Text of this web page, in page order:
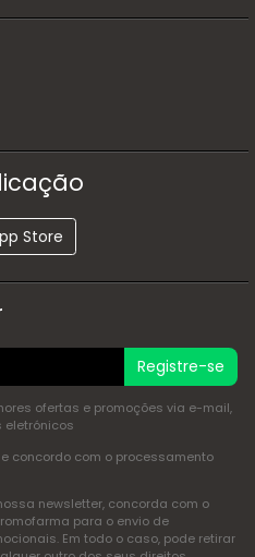
Store
Registre-se
ofertas e promoções via e-mail,
eletrónicos
concordo com o processamento
newsletter, concorda com o
para o envio de
Em todo o caso, pode retirar